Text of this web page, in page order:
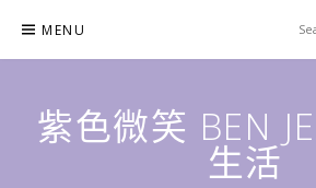
content
MENU
紫色微笑 BEN
生活